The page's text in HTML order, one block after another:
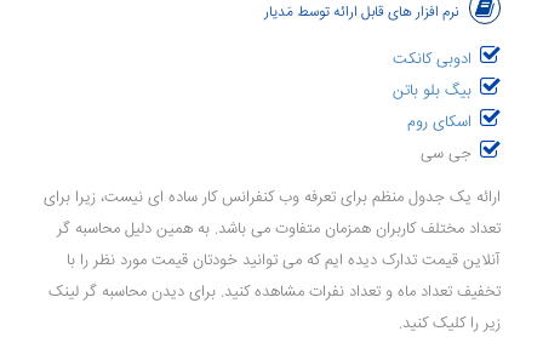
نرم افزار های قابل ارائه توسط مَدیار
ادوبی کانکت
بیگ بلو باتن
اسکای روم
جی سی
ارائه یک جدول منظم برای تعرفه وب کنفرانس کار ساده ای نیست، زیرا برای
تعداد مختلف کاربران همزمان متفاوت می باشد. به همین دلیل محاسبه گر
آنلاین قیمت تدارک دیده ایم که می توانید خودتان قیمت مورد نظر را با
تخفیف تعداد ماه و تعداد نفرات مشاهده کنید. برای دیدن محاسبه گر لینک
زیر را کلیک کنید.